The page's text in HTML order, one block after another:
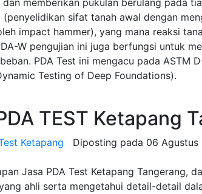
memberikan pukulan berulang pada
(penyelidikan sifat tanah awal dengan
impact hammer), yang mana reaksi
W pengujian ini juga berfungsi untuk
PDA Test ini mengacu pada ASTM
Testing of Deep Foundations).
TEST Ketapang
Ketapang Diposting pada 06 Agustus
Jasa PDA Test Ketapang Tangerang,
ahli serta mengetahui detail-detail